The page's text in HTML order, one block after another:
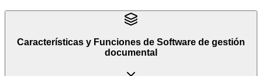
Características y Funciones de Software de gestión
documental